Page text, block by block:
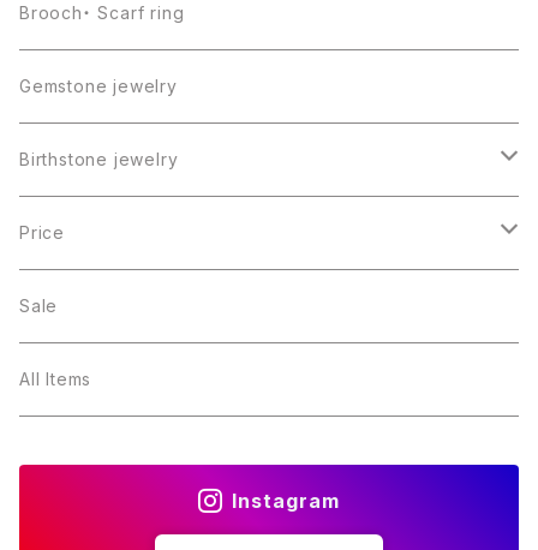
Brooch・ Scarf ring
Gemstone jewelry
Birthstone jewelry
１月・ガーネット
２月・アメジスト
３月・アクアマリン
Price
～5000円
～10000円
Sale
All Items
Instagram